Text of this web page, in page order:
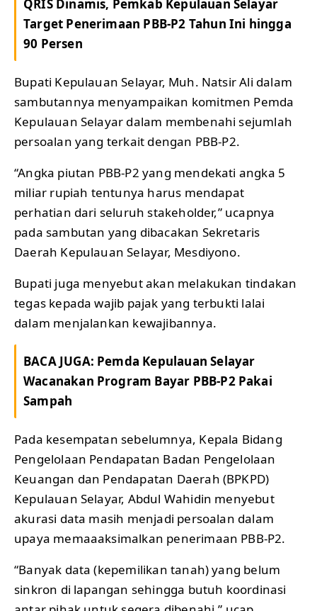
QRIS Dinamis, Pemkab Kepulauan Selayar
Target Penerimaan PBB-P2 Tahun Ini hingga
90 Persen
Bupati Kepulauan Selayar, Muh. Natsir Ali dalam
sambutannya menyampaikan komitmen Pemda
Kepulauan Selayar dalam membenahi sejumlah
persoalan yang terkait dengan PBB-P2.
“Angka piutan PBB-P2 yang mendekati angka 5
miliar rupiah tentunya harus mendapat
perhatian dari seluruh stakeholder,” ucapnya
pada sambutan yang dibacakan Sekretaris
Daerah Kepulauan Selayar, Mesdiyono.
Bupati juga menyebut akan melakukan tindakan
tegas kepada wajib pajak yang terbukti lalai
dalam menjalankan kewajibannya.
BACA JUGA: Pemda Kepulauan Selayar
Wacanakan Program Bayar PBB-P2 Pakai
Sampah
Pada kesempatan sebelumnya, Kepala Bidang
Pengelolaan Pendapatan Badan Pengelolaan
Keuangan dan Pendapatan Daerah (BPKPD)
Kepulauan Selayar, Abdul Wahidin menyebut
akurasi data masih menjadi persoalan dalam
upaya memaaaksimalkan penerimaan PBB-P2.
“Banyak data (kepemilikan tanah) yang belum
sinkron di lapangan sehingga butuh koordinasi